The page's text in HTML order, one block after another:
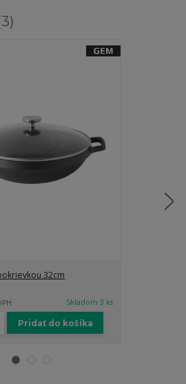
3
32cm
Skladom 3 ks
Pridať do košíka